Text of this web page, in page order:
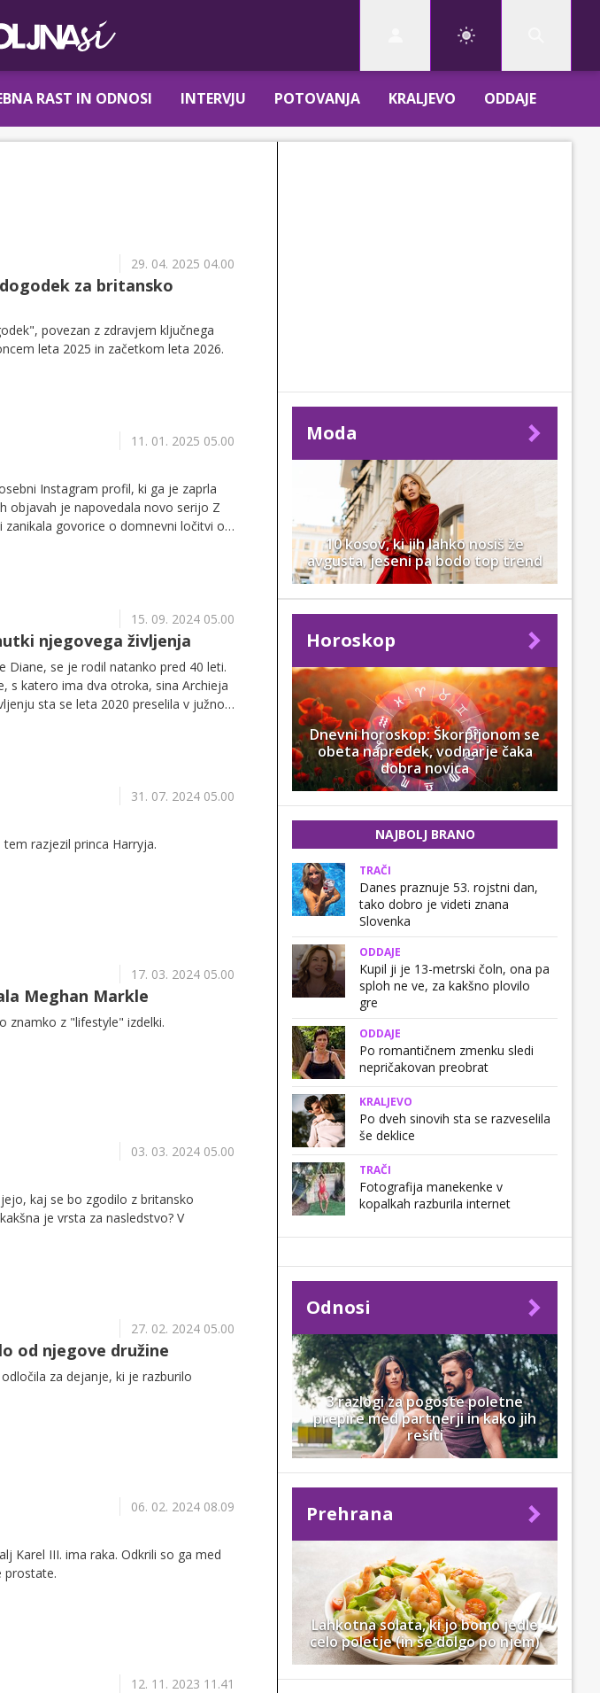
RAST IN ODNOSI INTERVJU POTOVANJA KRALJEVO ODDAJE
29. 04. 2025 04.00
za britansko
povezan z zdravjem ključnega
leta 2025 in začetkom leta 2026.
11. 01. 2025 05.00
Instagram profil, ki ga je zaprla
objavah je napovedala novo serijo Z
govorice o domnevni ločitvi od
15. 09. 2024 05.00
njegovega življenja
Diane, se je rodil natanko pred 40 leti.
s katero ima dva otroka, sina Archieja
sta se leta 2020 preselila v južno
31. 07. 2024 05.00
razjezil princa Harryja.
17. 03. 2024 05.00
Meghan Markle
znamko z "lifestyle" izdelki.
03. 03. 2024 05.00
kaj se bo zgodilo z britansko
je vrsta za nasledstvo? V
27. 02. 2024 05.00
od njegove družine
za dejanje, ki je razburilo
06. 02. 2024 08.09
Karel III. ima raka. Odkrili so ga med
prostate.
12. 11. 2023 11.41
Moda
10 kosov, ki jih lahko nosiš že
avgusta, jeseni pa bodo top trend
Horoskop
Dnevni horoskop: Škorpijonom se
obeta napredek, vodnarje čaka
dobra novica
NAJBOLJ BRANO
TRAČI
Danes praznuje 53. rojstni dan,
tako dobro je videti znana
Slovenka
ODDAJE
Kupil ji je 13-metrski čoln, ona pa
sploh ne ve, za kakšno plovilo
gre
ODDAJE
Po romantičnem zmenku sledi
nepričakovan preobrat
KRALJEVO
Po dveh sinovih sta se razveselila
še deklice
TRAČI
Fotografija manekenke v
kopalkah razburila internet
Odnosi
3 razlogi za pogoste poletne
prepire med partnerji in kako jih
rešiti
Prehrana
Lahkotna solata, ki jo bomo jedle
celo poletje (in še dolgo po njem)